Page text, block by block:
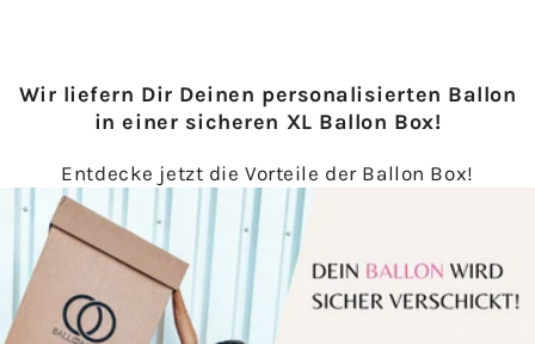
Wir liefern Dir Deinen personalisierten Ballon
in einer sicheren XL Ballon Box!
Entdecke jetzt die Vorteile der Ballon Box!